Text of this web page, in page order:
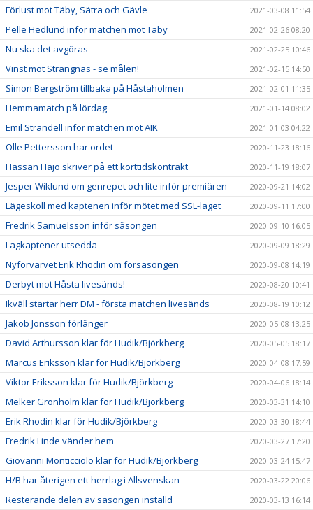
Förlust mot Täby, Sätra och Gävle 2021-03-08 11:54
Pelle Hedlund inför matchen mot Täby 2021-02-26 08:20
Nu ska det avgöras 2021-02-25 10:46
Vinst mot Strängnäs - se målen! 2021-02-15 14:50
Simon Bergström tillbaka på Håstaholmen 2021-02-01 11:35
Hemmamatch på lördag 2021-01-14 08:02
Emil Strandell inför matchen mot AIK 2021-01-03 04:22
Olle Pettersson har ordet 2020-11-23 18:16
Hassan Hajo skriver på ett korttidskontrakt 2020-11-19 18:07
Jesper Wiklund om genrepet och lite inför premiären 2020-09-21 14:02
Lägeskoll med kaptenen inför mötet med SSL-laget 2020-09-11 17:00
Fredrik Samuelsson inför säsongen 2020-09-10 16:05
Lagkaptener utsedda 2020-09-09 18:29
Nyförvärvet Erik Rhodin om försäsongen 2020-09-08 14:19
Derbyt mot Håsta livesänds! 2020-08-20 10:41
Ikväll startar herr DM - första matchen livesänds 2020-08-19 10:12
Jakob Jonsson förlänger 2020-05-08 13:25
David Arthursson klar för Hudik/Björkberg 2020-05-05 18:17
Marcus Eriksson klar för Hudik/Björkberg 2020-04-08 17:59
Viktor Eriksson klar för Hudik/Björkberg 2020-04-06 18:14
Melker Grönholm klar för Hudik/Björkberg 2020-03-31 14:10
Erik Rhodin klar för Hudik/Björkberg 2020-03-30 18:44
Fredrik Linde vänder hem 2020-03-27 17:20
Giovanni Monticciolo klar för Hudik/Björkberg 2020-03-24 15:47
H/B har återigen ett herrlag i Allsvenskan 2020-03-22 20:06
Resterande delen av säsongen inställd 2020-03-13 16:14